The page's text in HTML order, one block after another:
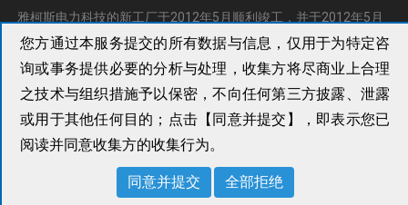
雅柯斯电力科技的新工厂于2012年5月顺利竣工，并于2012年5月
28日举行了盛大的开业典礼。新工厂一期厂房面积达10万平方
米，拥用16间配备全电脑控制平台的现代化测试房，配备先进的
25MV测试容量，新工厂内设有先进的控制系统、ATS柜的电柜生
产车间。新工厂柴油发电机组的年产量将超过24000台。
您方通过本服务提交的所有数据与信息，仅用于为特定咨
询或事务提供必要的分析与处理，收集方将尽商业上合理
之技术与组织措施予以保密，不向任何第三方披露、泄露
或用于其他任何目的；点击【同意并提交】，即表示您已
阅读并同意收集方的收集行为。
同意并提交 全部拒绝